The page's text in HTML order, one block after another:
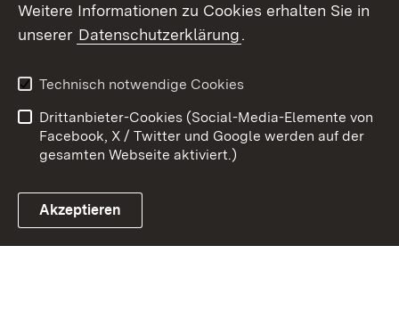
Link zum Landesportal
Kontakt
Datenschutz
Barrierefreiheit
Impressum Cookies
Weitere Informationen zu Cookies erhalten Sie in
unserer Datenschutzerklärung.
Technisch notwendige Cookies
Drittanbieter-Cookies (Social-Media-Elemente von
Facebook, X / Twitter und Google werden auf der
gesamten Webseite aktiviert.)
Akzeptieren